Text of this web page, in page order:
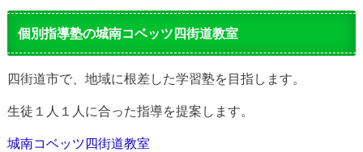
個別指導塾の城南コベッツ四街道教室
四街道市で、地域に根差した学習塾を目指します。
生徒１人１人に合った指導を提案します。
城南コベッツ四街道教室